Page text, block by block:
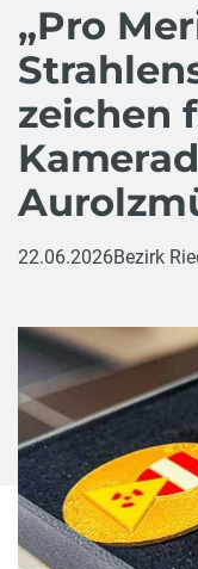
„Pro
zeichen
22.06.2026Bezirk